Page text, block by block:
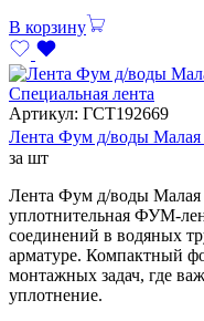
В корзину
Специальная лента
Артикул: ГСТ192669
Лента Фум д/воды
за шт
Лента Фум д/воды
уплотнительная ФУМ-
соединений в водяных
арматуре. Компактный
монтажных задач, где
уплотнение.